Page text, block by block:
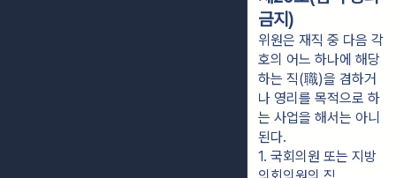
금지)
위원은 재직 중 다음 각
호의 어느 하나에 해당
하는 직(職)을 겸하거
나 영리를 목적으로 하
는 사업을 해서는 아니
된다.
1. 국회의원 또는 지방